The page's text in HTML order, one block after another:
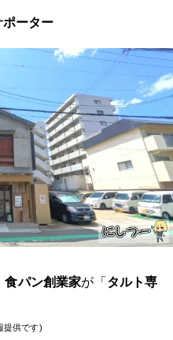
ポーター
食パン創業家が「タルト専
提供です)